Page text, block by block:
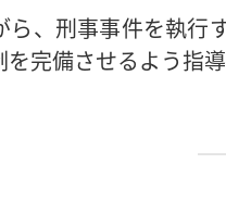
ら、刑事事件を執
完備させるよう指導